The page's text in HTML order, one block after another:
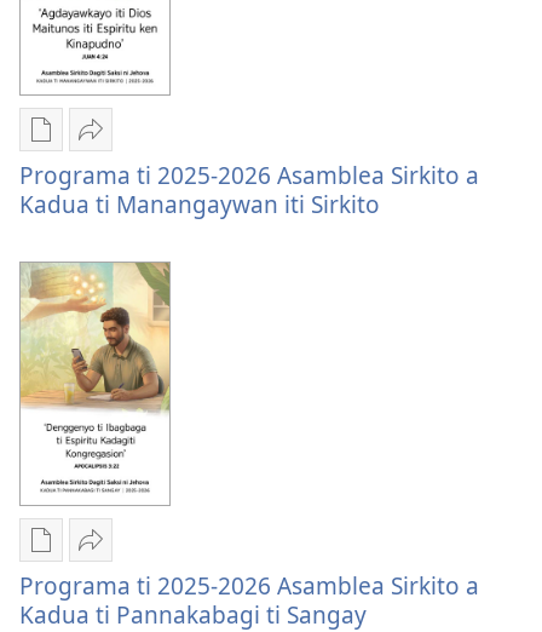
Scriptures
Daily
—
2026
Dagiti
opsion
iti
download
kadagiti
publikasion
Programa
ti
2025-
2026
Asamblea
Sirkito
a
Kadua
ti
Manangaywan
I-
share
Programa
2025-
2026
Asamblea
Sirkito
a
Kadua
ti
Manangaywan
iti
Sirkito
Programa ti 2025-2026 Asamblea Sirkito a
Kadua ti Manangaywan iti Sirkito
Dagiti
opsion
iti
I-
share
Programa
Programa ti 2025-2026 Asamblea Sirkito a
Kadua ti Pannakabagi ti Sangay